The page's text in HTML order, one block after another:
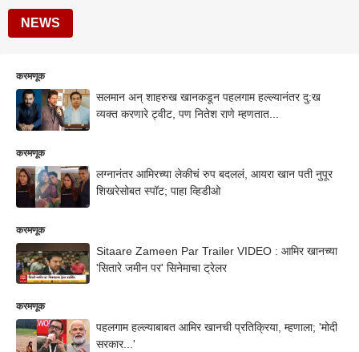
NEWS
करमणूक
सलमान अन् शाहरुख खानकडून पहलगाम हल्ल्यानंतर दु:ख
व्यक्त करणारे ट्वीट, पण नितेश राणे म्हणतात...
करमणूक
लग्नानंतर आमिरच्या लेकीचं रुप बदललं, आयरा खान पती नुपूर
शिखरेसोबत स्पॉट; पाहा व्हिडीओ
करमणूक
Sitaare Zameen Par Trailer VIDEO : आमिर खानच्या
'सितारे जमीन पर' सिनेमाचा ट्रेलर
करमणूक
पहलगाम हल्ल्याबाबत आमिर खानची प्रतिक्रिया, म्हणाला; 'मोदी
सरकार...'